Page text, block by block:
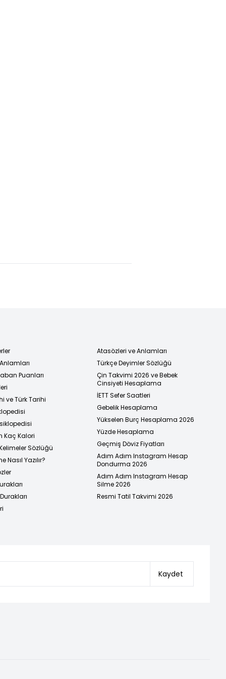
Puanları
ve Türk Tarihi
Kaç Kalori
Sözlüğü
Nasıl Yazılır?
Atasözleri ve Anlamları
Türkçe Deyimler Sözlüğü
Çin Takvimi 2026 ve Bebek
Cinsiyeti Hesaplama
İETT Sefer Saatleri
Gebelik Hesaplama
Yükselen Burç Hesaplama 2026
Yüzde Hesaplama
Geçmiş Döviz Fiyatları
Adım Adım Instagram Hesap
Dondurma 2026
Adım Adım Instagram Hesap
Silme 2026
Resmi Tatil Takvimi 2026
Kaydet